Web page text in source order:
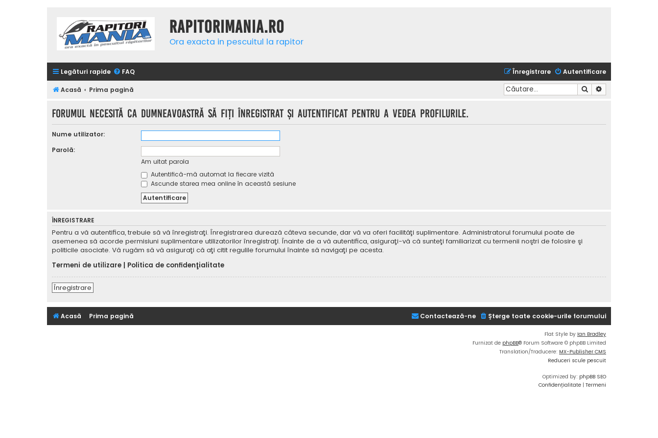
Rapitorimania.ro
Ora exacta in pescuitul la rapitor
Legături rapide FAQ Autentificare
Înregistrare
Acasă Prima pagină Căutare
Forumul necesită ca dumneavoastră să fiţi înregistrat şi autentificat pentru a vedea profilurile.
Nume utilizator:
Parolă:
Am uitat parola
Autentifică-mă automat la fiecare vizită
Ascunde starea mea online în această sesiune
ÎNREGISTRARE
Pentru a vă autentifica, trebuie să vă înregistraţi. Înregistrarea durează câteva secunde, dar vă va oferi facilităţi suplimentare. Administratorul forumului poate de
asemenea să acorde permisiuni suplimentare utilizatorilor înregistraţi. Înainte de a vă autentifica, asiguraţi-vă că sunteţi familiarizat cu termenii noştri de folosire şi
politicile asociate. Vă rugăm să vă asiguraţi că aţi citit regulile forumului înainte să navigaţi pe acesta.
Termeni de utilizare
Politica de confidenţialitate
Înregistrare
Acasă Prima pagină Şterge toate cookie-urile forumului
Contactează-ne
Flat Style by Ian Bradley
Furnizat de phpBB® Forum Software © phpBB Limited
Translation/Traducere: MX-Publisher CMS
Reduceri scule pescuit
Optimized by: phpBB SEO
Confidențialitate | Termeni